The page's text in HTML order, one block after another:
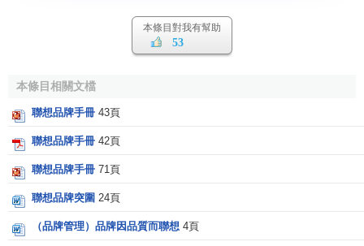
情境型態下，此產品或服務會被使用）。而其中價格為特別
重要的屬性聯想，因為消費者常常對價格與品牌的價值有著
心中的產品類別知識。
2、
屬性的個人價值，也就是消費者心目中認為此產品或服務能
夠為他們做些什麼。利益聯想可進一步分為三類：（1）功能
服務的內在優勢（intrinsic advantages），如生理及安全
求有關。經驗利益是有關使用產品或服務的感覺，其通常與
本條目對我有幫助
53
本條目相關文檔
聯想品牌手冊 43頁
聯想品牌手冊 42頁
聯想品牌手冊 71頁
聯想品牌突圍 24頁
（品牌管理）品牌因品質而聯想 4頁